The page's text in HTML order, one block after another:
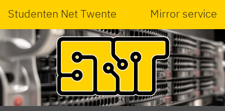
Studenten Net Twente Mirror service